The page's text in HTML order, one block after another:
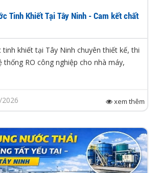
Tinh Khiết Tại Tây Ninh - Cam kết chất
tinh khiết tại Tây Ninh chuyên thiết kế, thi
thống RO công nghiệp cho nhà máy,
xem thêm